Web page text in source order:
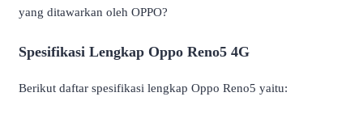
yang ditawarkan oleh OPPO?
Spesifikasi Lengkap Oppo Reno5 4G
Berikut daftar spesifikasi lengkap Oppo Reno5 yaitu: